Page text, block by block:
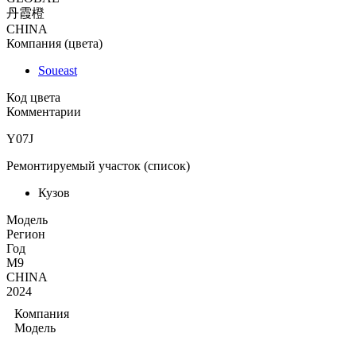
丹霞橙
CHINA
Компания (цвета)
Soueast
Код цвета
Комментарии
Y07J
Ремонтируемый участок (список)
Кузов
Moдель
Регион
Год
M9
CHINA
2024
Компания
Модель